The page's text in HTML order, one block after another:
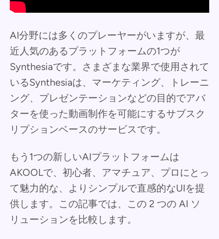
AI分野には多くのプレーヤーがいますが、最
近人気のあるプラットフォームの1つが
Synthesiaです。さまざまな業界で使用されて
いるSynthesiaは、マーケティング、トレーニ
ング、プレゼンテーションなどの目的でアバ
ターを使った動画制作を可能にするサブスク
リプションベースのサービスです。
もう1つの新しいAIプラットフォームは
AKOOLで、初心者、アマチュア、プロにとっ
て魅力的な、よりシンプルで直感的なUIを提
供します。この記事では、この 2 つの AI ソ
リューションを比較します。